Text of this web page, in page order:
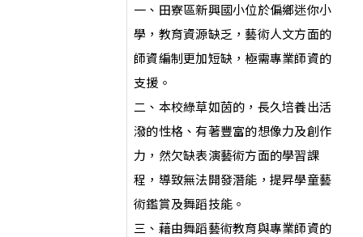
一、田寮區新興國小位於偏鄉迷你小
學，教育資源缺乏，藝術人文方面的
師資編制更加短缺，極需專業師資的
支援。
二、本校綠草如茵的，長久培養出活
潑的性格、有著豐富的想像力及創作
力，然欠缺表演藝術方面的學習課
程，導致無法開發潛能，提昇學童藝
術鑑賞及舞蹈技能。
三、藉由舞蹈藝術教育與專業師資的